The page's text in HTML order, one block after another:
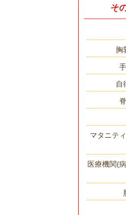
そ
胸
自
マタニテ
医療機関(